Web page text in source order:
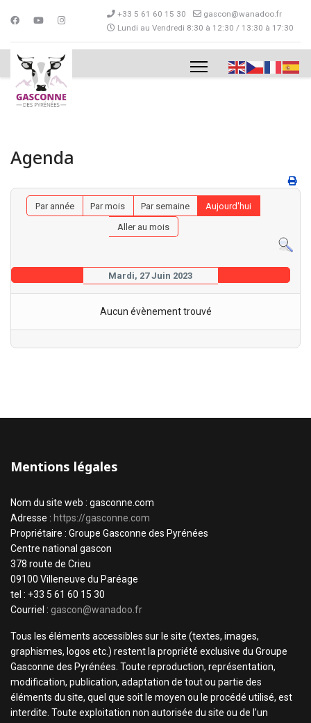
+33 5 61 60 15 30
gascon@wanadoo.fr
Lundi au Vendredi 8:30 à 12:30 / 13:30 à 17:30
Agenda
Par année Par mois Par semaine
Aujourd'hui
Aller au mois
Mardi, 27 Juin 2023
Aucun évènement trouvé
Mentions légales
Nom du site web : gasconne.com
Adresse : https://gasconne.com
Propriétaire : Groupe Gasconne des Pyrénées
Centre national gascon
378 route de Crieu
09100 Villeneuve du Paréage
tel : +33 5 61 60 15 30
Courriel : gascon@wanadoo.fr
Tous les éléments accessibles sur le site (textes, images,
graphismes, logos etc.) restent la propriété exclusive du Groupe
Gasconne des Pyrénées. Toute reproduction, représentation,
modification, publication, adaptation de tout ou partie des
éléments du site, quel que soit le moyen ou le procédé utilisé, est
interdite. Toute exploitation non autorisée du site ou de l’un